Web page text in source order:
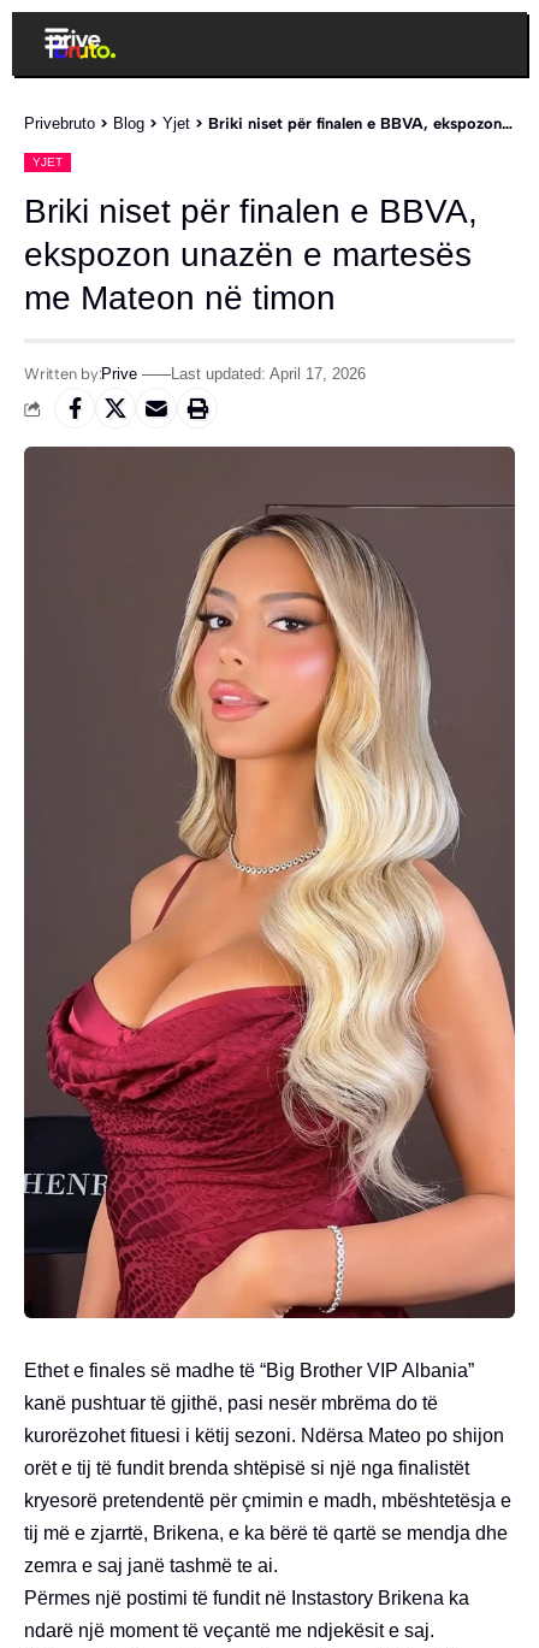
Privebruto > Blog > Yjet > Briki niset për finalen e BBVA, ekspozon unazën e martesës me Mateon në timon
YJET
Briki niset për finalen e BBVA,
ekspozon unazën e martesës
me Mateon në timon
Written by:Prive Last updated: April 17, 2026
Ethet e finales së madhe të “Big Brother VIP Albania”
kanë pushtuar të gjithë, pasi nesër mbrëma do të
kurorëzohet fituesi i këtij sezoni. Ndërsa Mateo po shijon
orët e tij të fundit brenda shtëpisë si një nga finalistët
kryesorë pretendentë për çmimin e madh, mbështetësja e
tij më e zjarrtë, Brikena, e ka bërë të qartë se mendja dhe
zemra e saj janë tashmë te ai.
Përmes një postimi të fundit në Instastory Brikena ka
ndarë një moment të veçantë me ndjekësit e saj.